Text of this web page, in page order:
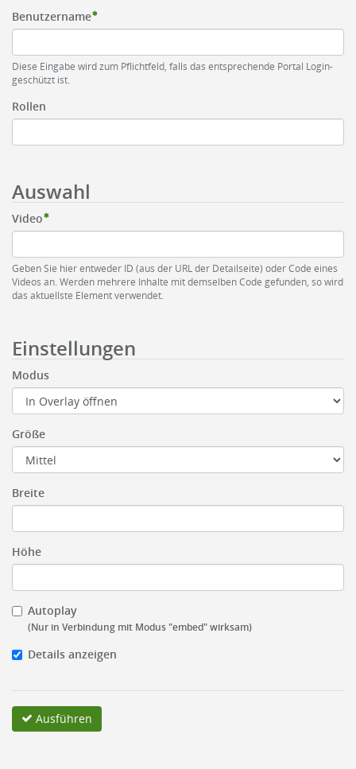
Benutzername
Diese Eingabe wird zum Pflichtfeld, falls das entsprechende Portal Login-
geschützt ist.
Rollen
Auswahl
Video
Geben Sie hier entweder ID (aus der URL der Detailseite) oder Code eines
Videos an. Werden mehrere Inhalte mit demselben Code gefunden, so wird
das aktuellste Element verwendet.
Einstellungen
Modus
Größe
Breite
Höhe
Autoplay
(Nur in Verbindung mit Modus "embed" wirksam)
Details anzeigen
Ausführen